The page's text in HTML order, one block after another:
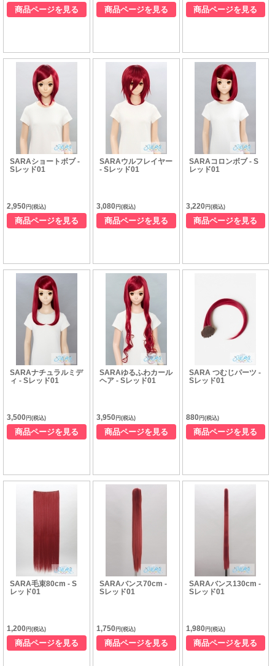
商品ページを見る 商品ページを見る 商品ページを見る
SARAショートボブ -
Sレッド01
2,950 円(税込)
商品ページを見る
SARAウルフレイヤー
- Sレッド01
3,080円(税込)
商品ページを見る
SARAコロンボブ - S
レッド01
3,220円(税込)
商品ページを見る
SARAナチュラルミデ
ィ - Sレッド01
3,500 円(税込)
商品ページを見る
SARAゆるふわカール
ヘア - Sレッド01
3,950円(税込)
商品ページを見る
SARA つむじパーツ -
Sレッド01
880円(税込)
商品ページを見る
SARA毛束80cm - S
レッド01
1,200 円(税込)
商品ページを見る
SARAバンス70cm -
Sレッド01
1,750円(税込)
商品ページを見る
SARAバンス130cm -
Sレッド01
1,980円(税込)
商品ページを見る